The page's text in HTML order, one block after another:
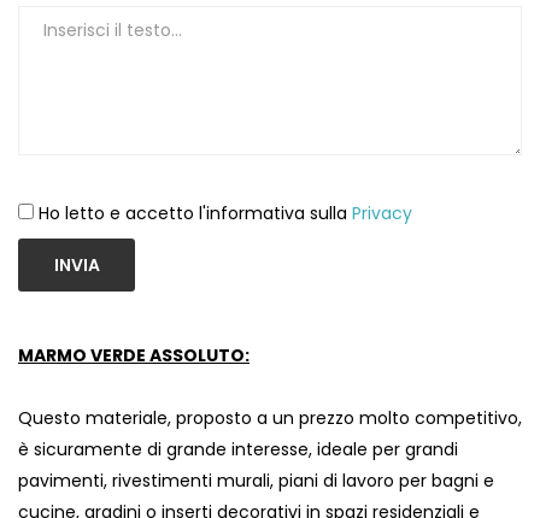
Ho letto e accetto l'informativa sulla Privacy
INVIA
MARMO VERDE ASSOLUTO:
Questo materiale, proposto a un prezzo molto competitivo,
è sicuramente di grande interesse, ideale per grandi
pavimenti, rivestimenti murali, piani di lavoro per bagni e
cucine, gradini o inserti decorativi in ​​spazi residenziali e